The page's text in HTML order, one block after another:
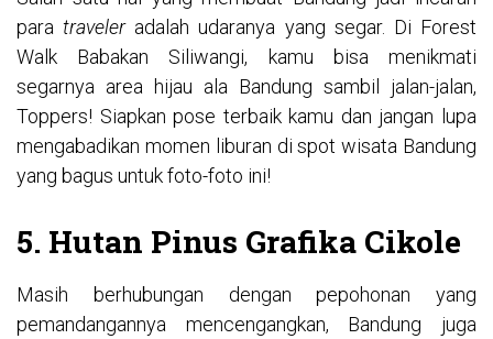
paratraveler adalah udaranya yang segar. Di Forest
Walk Babakan Siliwangi, kamu bisa menikmati
segarnya area hijau ala Bandung sambil jalan-jalan,
Toppers! Siapkan pose terbaik kamu dan jangan lupa
mengabadikan momen liburan di spot wisata Bandung
yang bagus untuk foto-foto ini!
5. Hutan Pinus Grafika Cikole
Masih berhubungan dengan pepohonan yang
pemandangannya mencengangkan, Bandung juga